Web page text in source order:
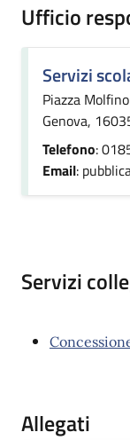
Ufficio
Servizi
Piazza
Genova,
Telefono:
Email:
Servizi
Allegati